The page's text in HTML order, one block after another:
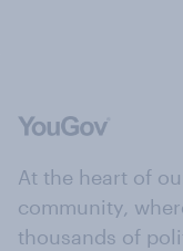
At the heart of
community,
thousands of